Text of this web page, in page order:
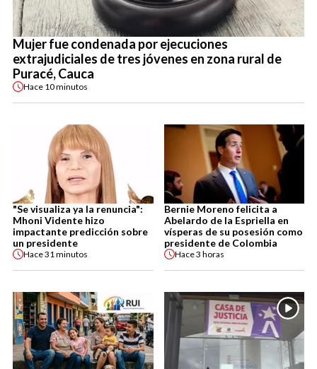
Mujer fue condenada por ejecuciones
extrajudiciales de tres jóvenes en zona rural de
Puracé, Cauca
Hace 10 minutos
"Se visualiza ya la renuncia":
Mhoni Vidente hizo
impactante predicción sobre
un presidente
Hace31 minutos
Bernie Moreno felicita a
Abelardo de la Espriella en
vísperas de su posesión como
presidente de Colombia
Hace3 horas